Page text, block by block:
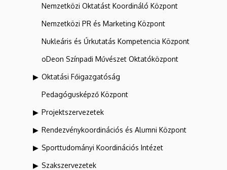
Nemzetközi Oktatást Koordináló Központ
Nemzetközi PR és Marketing Központ
Nukleáris és Űrkutatás Kompetencia Központ
oDeon Színpadi Művészet Oktatóközpont
Oktatási Főigazgatóság
Pedagógusképző Központ
Projektszervezetek
Rendezvénykoordinációs és Alumni Központ
Sporttudományi Koordinációs Intézet
Szakszervezetek